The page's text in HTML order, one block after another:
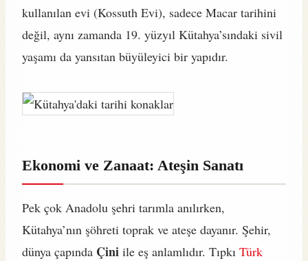
kullanılan evi (Kossuth Evi), sadece Macar tarihini
değil, aynı zamanda 19. yüzyıl Kütahya’sındaki sivil
yaşamı da yansıtan büyüleyici bir yapıdır.
Ekonomi ve Zanaat: Ateşin Sanatı
Pek çok Anadolu şehri tarımla anılırken,
Kütahya’nın şöhreti toprak ve ateşe dayanır. Şehir,
dünya çapında Çini ile eş anlamlıdır. Tıpkı Türk